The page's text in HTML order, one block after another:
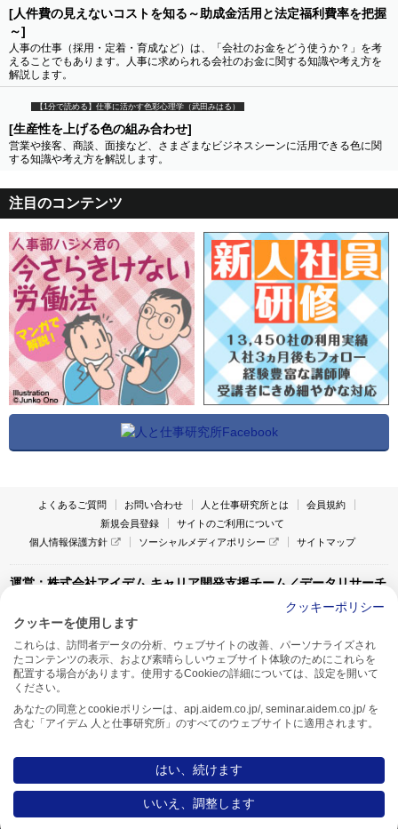
[人件費の見えないコストを知る～助成金活用と法定福利費率を把握
～]
人事の仕事（採用・定着・育成など）は、「会社のお金をどう使うか？」を考
えることでもあります。人事に求められる会社のお金に関する知識や考え方を
解説します。
【1分で読める】仕事に活かす色彩心理学（武田みはる）
[生産性を上げる色の組み合わせ]
営業や接客、商談、面接など、さまざまなビジネスシーンに活用できる色に関
する知識や考え方を解説します。
注目のコンテンツ
よくあるご質問 お問い合わせ 人と仕事研究所とは
会員規約
新規会員登録
サイトのご利用について
個人情報保護方針
ソーシャルメディアポリシー サイトマップ
運営：株式会社アイデム キャリア開発支援チーム／データリサーチ
〒160-0022 東京都新宿区新宿1-4-10
アイデム本社ビル TEL:03-5269-6020
〒550-0005 大阪府大阪市西区西本町1-13-43
アイデム西本町ビル7F TEL:06-7662-2800
Copyright AIDEM Inc. All rights reserved.
クッキーポリシー
クッキーを使用します
これらは、訪問者データの分析、ウェブサイトの改善、パーソナライズされ
たコンテンツの表示、および素晴らしいウェブサイト体験のためにこれらを
配置する場合があります。使用するCookieの詳細については、設定を開いて
ください。
あなたの同意とcookieポリシーは、apj.aidem.co.jp/, seminar.aidem.co.jp/ を
含む「アイデム 人と仕事研究所」のすべてのウェブサイトに適用されます。
はい、続けます
いいえ、調整します